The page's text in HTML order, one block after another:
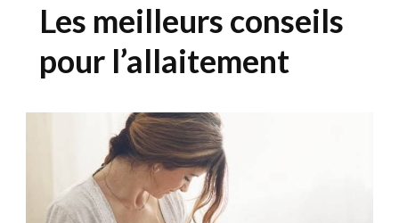
Les meilleurs conseils
pour l’allaitement